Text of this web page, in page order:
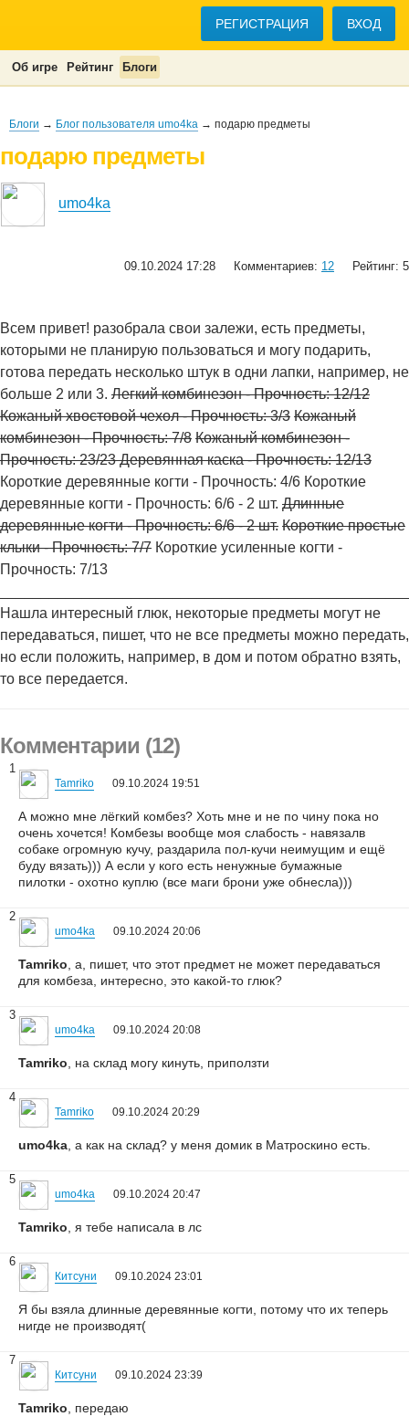
РЕГИСТРАЦИЯ ВХОД
Об игре Рейтинг Блоги
Блоги → Блог пользователя umo4ka → подарю предметы
подарю предметы
umo4ka
09.10.2024 17:28 Комментариев: 12 Рейтинг: 5
Всем привет! разобрала свои залежи, есть предметы,
которыми не планирую пользоваться и могу подарить,
готова передать несколько штук в одни лапки, например, не
больше 2 или 3. Легкий комбинезон - Прочность: 12/12
Кожаный хвостовой чехол - Прочность: 3/3 Кожаный
комбинезон - Прочность: 7/8 Кожаный комбинезон -
Прочность: 23/23Деревянная каска - Прочность: 12/13
Короткие деревянные когти - Прочность: 4/6 Короткие
деревянные когти - Прочность: 6/6 - 2 шт. Длинные
деревянные когти - Прочность: 6/6 - 2 шт. Короткие простые
клыки - Прочность: 7/7 Короткие усиленные когти -
Прочность: 7/13
Нашла интересный глюк, некоторые предметы могут не
передаваться, пишет, что не все предметы можно передать,
но если положить, например, в дом и потом обратно взять,
то все передается.
Комментарии (12)
1
Tamriko 09.10.2024 19:51
А можно мне лёгкий комбез? Хоть мне и не по чину пока но
очень хочется! Комбезы вообще моя слабость - навязалв
собаке огромную кучу, раздарила пол-кучи неимущим и ещё
буду вязать))) А если у кого есть ненужные бумажные
пилотки - охотно куплю (все маги брони уже обнесла)))
2
umo4ka 09.10.2024 20:06
Tamriko , а, пишет, что этот предмет не может передаваться
для комбеза, интересно, это какой-то глюк?
3
umo4ka 09.10.2024 20:08
Tamriko , на склад могу кинуть, приползти
4
Tamriko 09.10.2024 20:29
umo4ka , а как на склад? у меня домик в Матроскино есть.
5
umo4ka 09.10.2024 20:47
Tamriko , я тебе написала в лс
6
Китсуни 09.10.2024 23:01
Я бы взяла длинные деревянные когти, потому что их теперь
нигде не производят(
7
Китсуни 09.10.2024 23:39
Tamriko , передаю